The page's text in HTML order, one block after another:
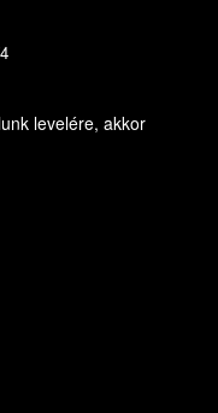
levelére, akkor